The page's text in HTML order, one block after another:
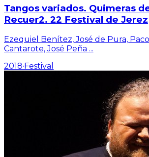
Tangos variados. Quimeras
Recuer2. 22 Festival de Jerez
Ezequiel Benítez, José de Pura,
Cantarote, José Peña ...
2018·Festival